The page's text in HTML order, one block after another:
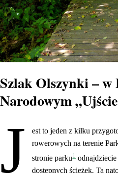
Szlak Olszynki – w
Narodowym
J
est to jeden z kilku
rowerowych na terenie
stronie parku1 odnajdziecie
dostępnych ścieżek. Ta